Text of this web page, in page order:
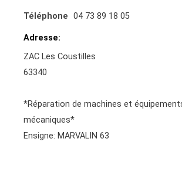
Téléphone 04 73 89 18 05
ZAC Les Coustilles
63340
*Réparation de machines et
mécaniques*
Ensigne: MARVALIN 63